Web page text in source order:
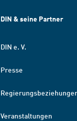
DIN & seine Partner
DIN e. V.
Presse
Veranstaltungen